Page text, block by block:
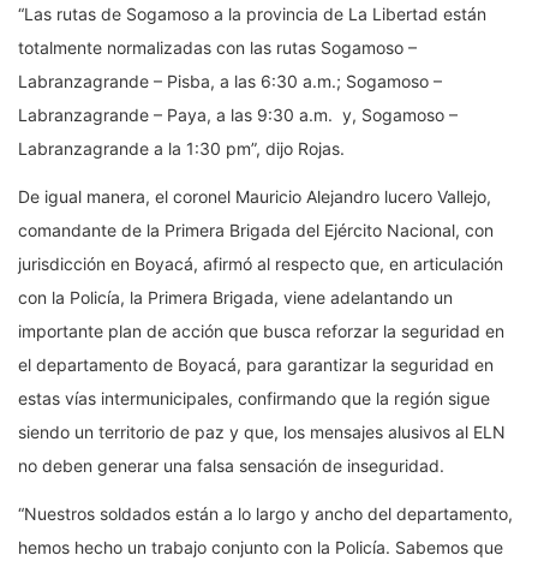
“Las rutas de Sogamoso a la provincia de La Libertad están
totalmente normalizadas con las rutas Sogamoso –
Labranzagrande – Pisba, a las 6:30 a.m.; Sogamoso –
Labranzagrande – Paya, a las 9:30 a.m. y, Sogamoso –
Labranzagrande a la 1:30 pm”, dijo Rojas.
De igual manera, el coronel Mauricio Alejandro lucero Vallejo,
comandante de la Primera Brigada del Ejército Nacional, con
jurisdicción en Boyacá, afirmó al respecto que, en articulación
con la Policía, la Primera Brigada, viene adelantando un
importante plan de acción que busca reforzar la seguridad en
el departamento de Boyacá, para garantizar la seguridad en
estas vías intermunicipales, confirmando que la región sigue
siendo un territorio de paz y que, los mensajes alusivos al ELN
no deben generar una falsa sensación de inseguridad.
“Nuestros soldados están a lo largo y ancho del departamento,
hemos hecho un trabajo conjunto con la Policía. Sabemos que